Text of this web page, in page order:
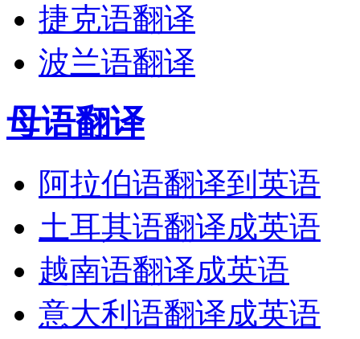
捷克语翻译
波兰语翻译
母语翻译
阿拉伯语翻译到英语
土耳其语翻译成英语
越南语翻译成英语
意大利语翻译成英语